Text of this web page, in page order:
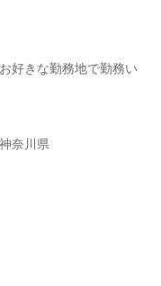
好きな勤務地で勤務い
奈川県